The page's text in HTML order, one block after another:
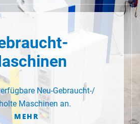
Neu-Gebraucht-/
Maschinen an.
MEHR